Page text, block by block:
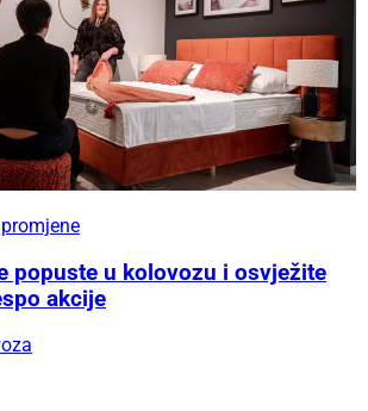
popuste u kolovozu i osvježite
akcije